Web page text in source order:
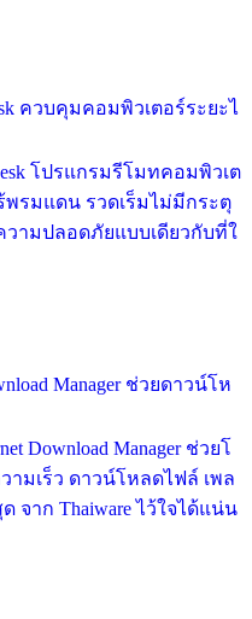
ควบคุมคอมพิวเตอร์ระยะไ
โปรแกรมรีโมทคอมพิวเต
รมแดน รวดเร็มไม่มีกระตุ
ามปลอดภัยแบบเดียวกับที่ใ
Manager ช่วยดาวน์โห
Download Manager ช่วยโ
ามเร็ว ดาวน์โหลดไฟล์ เพล
จาก Thaiware ไว้ใจได้แน่น